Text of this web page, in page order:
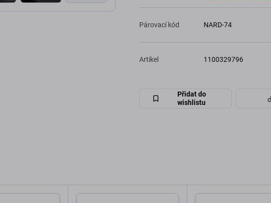
Párovací kód NARD-74
Artikel 1100329796
Přidat do
wishlistu